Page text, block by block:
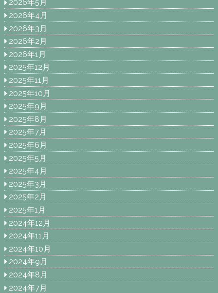
2026年5月
2026年4月
2026年3月
2026年2月
2026年1月
2025年12月
2025年11月
2025年10月
2025年9月
2025年8月
2025年7月
2025年6月
2025年5月
2025年4月
2025年3月
2025年2月
2025年1月
2024年12月
2024年11月
2024年10月
2024年9月
2024年8月
2024年7月